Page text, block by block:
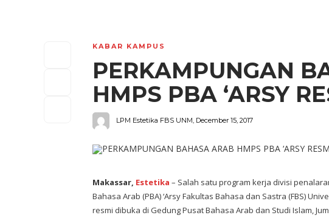
KABAR KAMPUS
PERKAMPUNGAN
HMPS PBA ‘ARSY
LPM Estetika FBS UNM, December 15, 2017
Makassar, Estetika – Salah satu program kerja divisi
Bahasa Arab (PBA) ‘Arsy Fakultas Bahasa dan Sastra (FBS)
resmi dibuka di Gedung Pusat Bahasa Arab dan Studi Islam,